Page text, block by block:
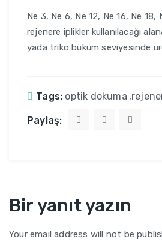
Ne 3, Ne 6, Ne 12, Ne 16, Ne 18,
rejenere iplikler kullanılacağı
yada triko büküm seviyesinde
Tags: optik dokuma ,
Paylaş:
Bir yanıt yazın
Your email address will not be